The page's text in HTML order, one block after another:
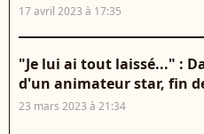
17 avril 2023 à 17:35
"Je lui ai tout laissé..." :
d'un animateur star, fin
23 mars 2023 à 21:34